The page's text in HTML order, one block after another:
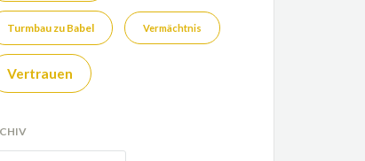
Turmbau zu Babel Vermächtnis
Vertrauen